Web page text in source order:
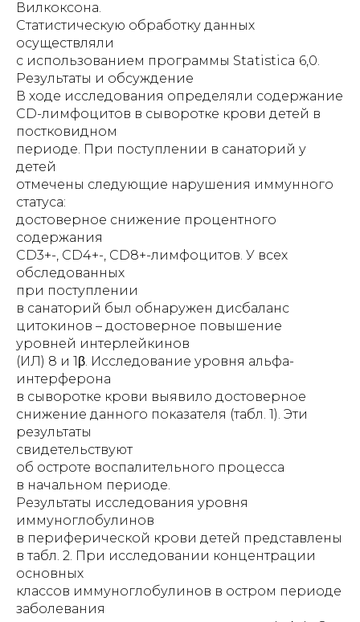
Вилкоксона.
Статистическую обработку данных
осуществляли
с использованием программы Statistica 6,0.
Результаты и обсуждение
В ходе исследования определяли содержание
CD-лимфоцитов в сыворотке крови детей в
постковидном
периоде. При поступлении в санаторий у
детей
отмечены следующие нарушения иммунного
статуса:
достоверное снижение процентного
содержания
CD3+-, CD4+-, СD8+-лимфоцитов. У всех
обследованных
при поступлении
в санаторий был обнаружен дисбаланс
цитокинов – достоверное повышение
уровней интерлейкинов
(ИЛ) 8 и 1β. Исследование уровня альфа-
интерферона
в сыворотке крови выявило достоверное
снижение данного показателя (табл. 1). Эти
результаты
свидетельствуют
об остроте воспалительного процесса
в начальном периоде.
Результаты исследования уровня
иммуноглобулинов
в периферической крови детей представлены
в табл. 2. При исследовании концентрации
основных
классов иммуноглобулинов в остром периоде
заболевания